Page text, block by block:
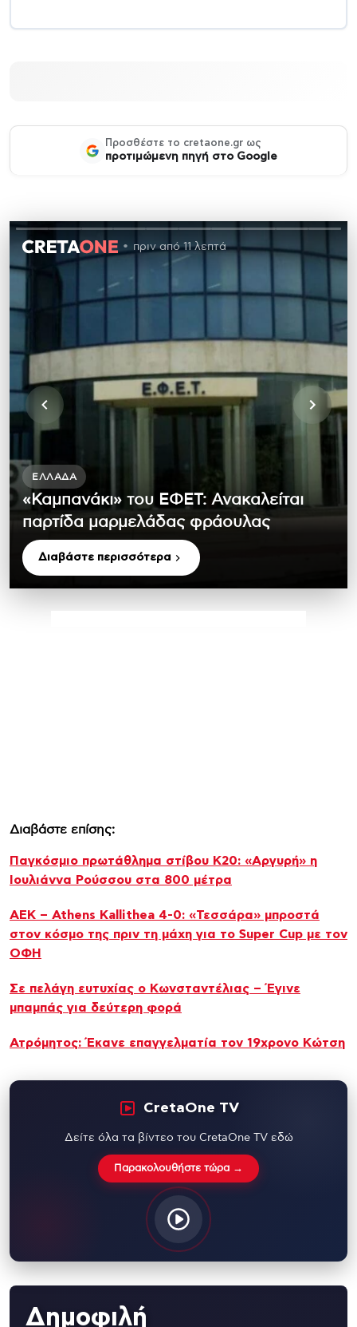
Προσθέστε το cretaone.gr ως
προτιμώμενη πηγή στο Google
πριν από 11 λεπτά
ΕΛΛΆΔΑ
«Καμπανάκι» του ΕΦΕΤ: Ανακαλείται
παρτίδα μαρμελάδας φράουλας
Διαβάστε περισσότερα
Διαβάστε επίσης:
Παγκόσμιο πρωτάθλημα στίβου Κ20: «Αργυρή» η
Ιουλιάννα Ρούσσου στα 800 μέτρα
ΑΕΚ – Athens Kallithea 4-0: «Τεσσάρα» μπροστά
στον κόσμο της πριν τη μάχη για το Super Cup με τον
ΟΦΗ
Σε πελάγη ευτυχίας ο Κωνσταντέλιας – Έγινε
μπαμπάς για δεύτερη φορά
Ατρόμητος: Έκανε επαγγελματία τον 19χρονο Κώτση
CretaOne TV
Δείτε όλα τα βίντεο του CretaOne TV εδώ
Παρακολουθήστε τώρα →
Δημοφιλή